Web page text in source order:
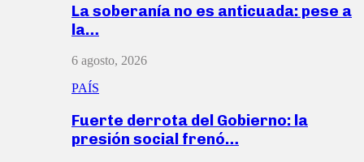
La soberanía no es anticuada: pese a
la…
6 agosto, 2026
PAÍS
Fuerte derrota del Gobierno: la
presión social frenó…